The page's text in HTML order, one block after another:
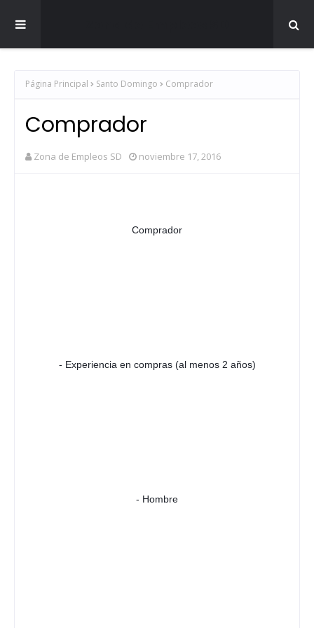
Página Principal Santo Domingo Comprador
Comprador
Zona de Empleos SD noviembre 17, 2016
Comprador
- Experiencia en compras (al menos 2 años)
- Hombre